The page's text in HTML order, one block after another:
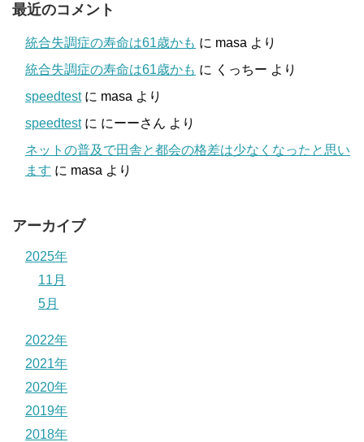
最近のコメント
統合失調症の寿命は61歳かも に masa より
統合失調症の寿命は61歳かも に くっちー より
speedtestに masa より
speedtestに にーーさん より
ネットの普及で田舎と都会の格差は少なくなったと思い
ます に masa より
アーカイブ
2025年
11月
5月
2022年
2021年
2020年
2019年
2018年